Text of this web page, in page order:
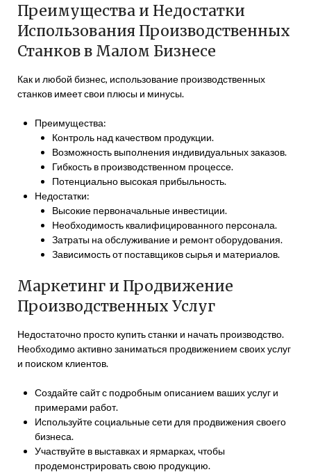
Преимущества и Недостатки
Использования Производственных
Станков в Малом Бизнесе
Как и любой бизнес, использование производственных
станков имеет свои плюсы и минусы.
Преимущества:
Контроль над качеством продукции.
Возможность выполнения индивидуальных заказов.
Гибкость в производственном процессе.
Потенциально высокая прибыльность.
Недостатки:
Высокие первоначальные инвестиции.
Необходимость квалифицированного персонала.
Затраты на обслуживание и ремонт оборудования.
Зависимость от поставщиков сырья и материалов.
Маркетинг и Продвижение
Производственных Услуг
Недостаточно просто купить станки и начать производство.
Необходимо активно заниматься продвижением своих услуг
и поиском клиентов.
Создайте сайт с подробным описанием ваших услуг и
примерами работ.
Используйте социальные сети для продвижения своего
бизнеса.
Участвуйте в выставках и ярмарках, чтобы
продемонстрировать свою продукцию.